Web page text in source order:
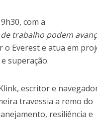
com a
trabalho podem
Everest e atua em
superação.
escritor e
travessia a remo do
resiliência e